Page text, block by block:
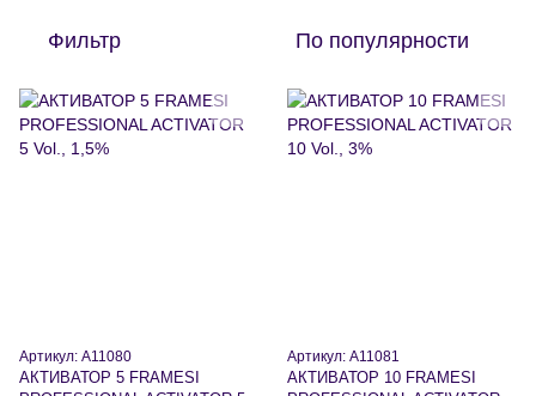
Фильтр По популярности
Артикул: A11080
АКТИВАТОР 5 FRAMESI
Артикул: A11081
АКТИВАТОР 10 FRAMESI